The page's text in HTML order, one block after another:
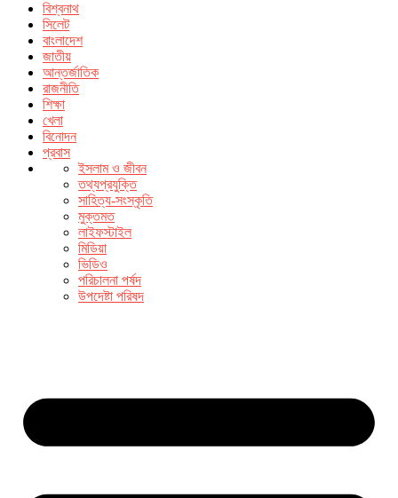
বিশ্বনাথ
সিলেট
বাংলাদেশ
জাতীয়
আন্তর্জাতিক
রাজনীতি
শিক্ষা
খেলা
বিনোদন
প্রবাস
ইসলাম ও জীবন
তথ্যপ্রযুক্তি
সাহিত্য-সংস্কৃতি
মুক্তমত
লাইফস্টাইল
মিডিয়া
ভিডিও
পরিচালনা পর্ষদ
উপদেষ্টা পরিষদ